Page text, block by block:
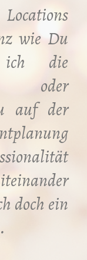
wie Du
ich die
oder
auf der
doch ein